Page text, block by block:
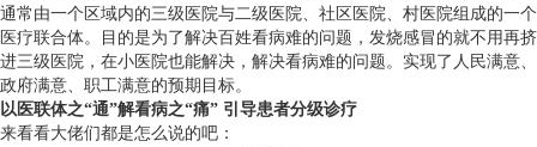
通常由一个区域内的三级医院与二级医院、社区医院、村医院组成的一个
医疗联合体。目的是为了解决百姓看病难的问题，发烧感冒的就不用再挤
进三级医院，在小医院也能解决，解决看病难的问题。实现了人民满意、
政府满意、职工满意的预期目标。
以医联体之“通”解看病之“痛” 引导患者分级诊疗
来看看大佬们都是怎么说的吧：